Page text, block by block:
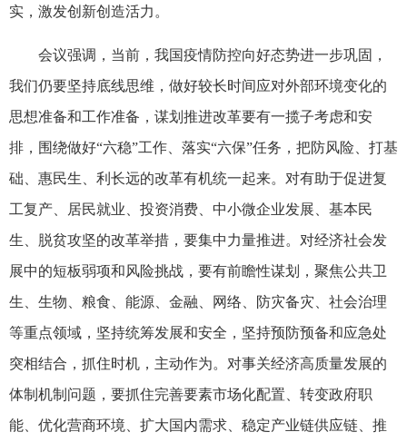
实，激发创新创造活力。
会议强调，当前，我国疫情防控向好态势进一步巩固，
我们仍要坚持底线思维，做好较长时间应对外部环境变化的
思想准备和工作准备，谋划推进改革要有一揽子考虑和安
排，围绕做好“六稳”工作、落实“六保”任务，把防风险、打基
础、惠民生、利长远的改革有机统一起来。对有助于促进复
工复产、居民就业、投资消费、中小微企业发展、基本民
生、脱贫攻坚的改革举措，要集中力量推进。对经济社会发
展中的短板弱项和风险挑战，要有前瞻性谋划，聚焦公共卫
生、生物、粮食、能源、金融、网络、防灾备灾、社会治理
等重点领域，坚持统筹发展和安全，坚持预防预备和应急处
突相结合，抓住时机，主动作为。对事关经济高质量发展的
体制机制问题，要抓住完善要素市场化配置、转变政府职
能、优化营商环境、扩大国内需求、稳定产业链供应链、推